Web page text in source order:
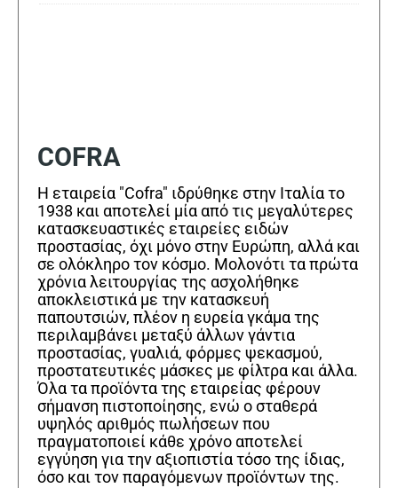
COFRA
Η εταιρεία "Cofra" ιδρύθηκε στην Ιταλία το
1938 και αποτελεί μία από τις μεγαλύτερες
κατασκευαστικές εταιρείες ειδών
προστασίας, όχι μόνο στην Ευρώπη, αλλά και
σε ολόκληρο τον κόσμο. Μολονότι τα πρώτα
χρόνια λειτουργίας της ασχολήθηκε
αποκλειστικά με την κατασκευή
παπουτσιών, πλέον η ευρεία γκάμα της
περιλαμβάνει μεταξύ άλλων γάντια
προστασίας, γυαλιά, φόρμες ψεκασμού,
προστατευτικές μάσκες με φίλτρα και άλλα.
Όλα τα προϊόντα της εταιρείας φέρουν
σήμανση πιστοποίησης, ενώ ο σταθερά
υψηλός αριθμός πωλήσεων που
πραγματοποιεί κάθε χρόνο αποτελεί
εγγύηση για την αξιοπιστία τόσο της ίδιας,
όσο και τον παραγόμενων προϊόντων της.